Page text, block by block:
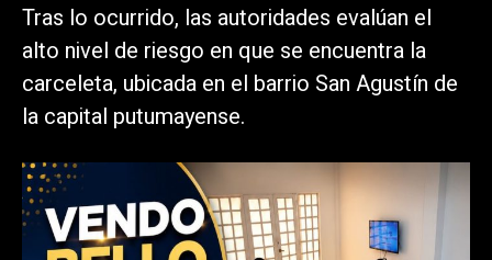
Tras lo ocurrido, las autoridades evalúan el
alto nivel de riesgo en que se encuentra la
carceleta, ubicada en el barrio San Agustín de
la capital putumayense.